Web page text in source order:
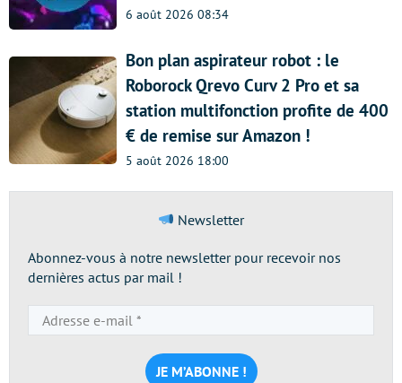
6 août 2026 08:34
Bon plan aspirateur robot : le
Roborock Qrevo Curv 2 Pro et sa
station multifonction profite de 400
€ de remise sur Amazon !
5 août 2026 18:00
Newsletter
Abonnez-vous à notre newsletter pour recevoir nos
dernières actus par mail !
e-
mail
*